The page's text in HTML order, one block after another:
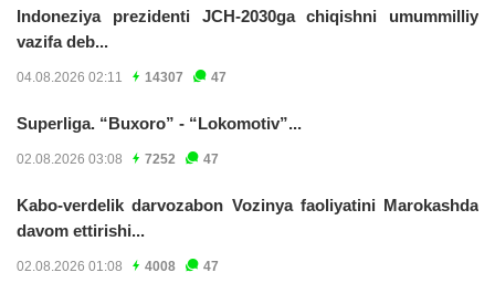
Indoneziya prezidenti JCH-2030ga chiqishni umummilliy
vazifa deb...
04.08.2026 02:11 14307 47
Superliga. “Buxoro” - “Lokomotiv”...
02.08.2026 03:08 7252 47
Kabo-verdelik darvozabon Vozinya faoliyatini Marokashda
davom ettirishi...
02.08.2026 01:08 4008 47